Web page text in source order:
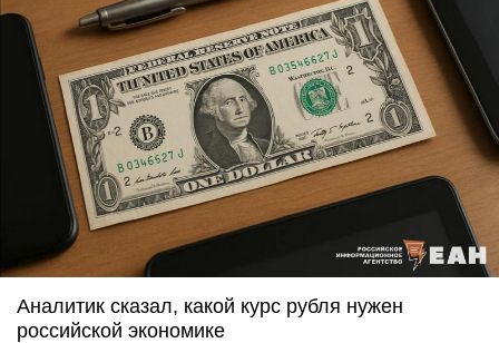
Аналитик сказал, какой курс рубля нужен
российской экономике